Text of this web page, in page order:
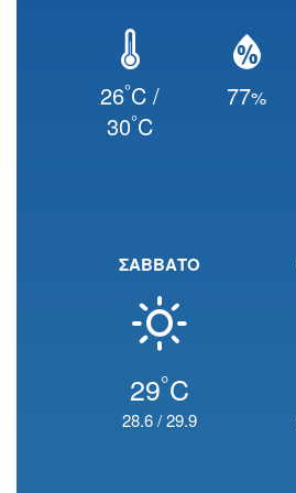
26°C /
30°C
77%
ΣΑΒΒΑΤΟ
29°C
28.6/29.9